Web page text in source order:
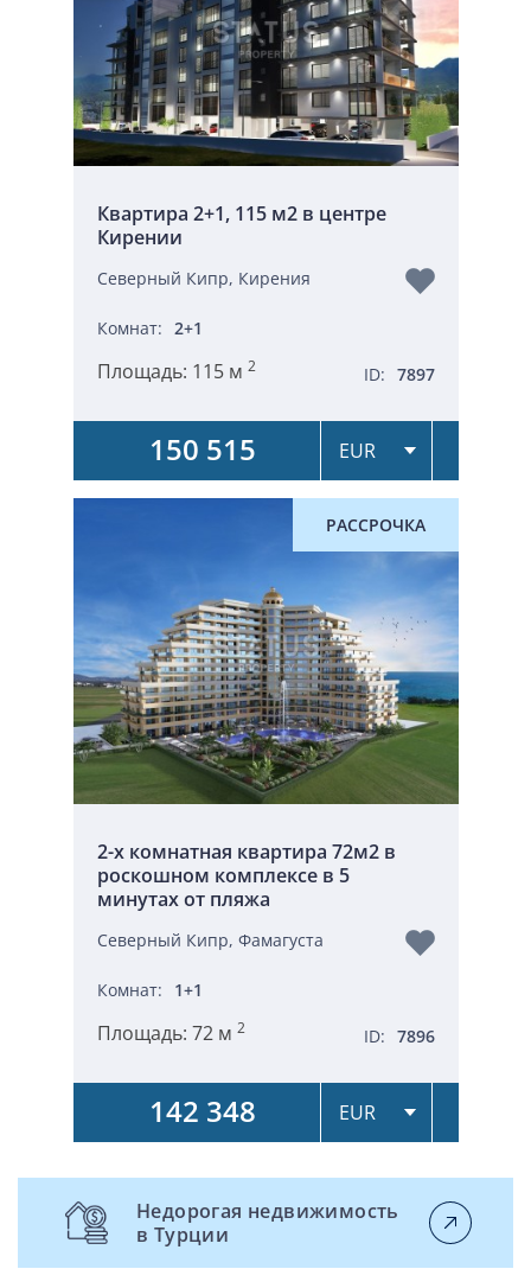
Квартира 2+1, 115 м2 в центре
Кирении
Северный Кипр, Кирения
Комнат: 2+1
Площадь: 115 м 2 ID: 7897
150 515
РАССРОЧКА
2-х комнатная квартира 72м2 в
роскошном комплексе в 5
минутах от пляжа
Северный Кипр, Фамагуста
Комнат: 1+1
Площадь: 72 м 2 ID: 7896
142 348
Недорогая недвижимость
в Турции